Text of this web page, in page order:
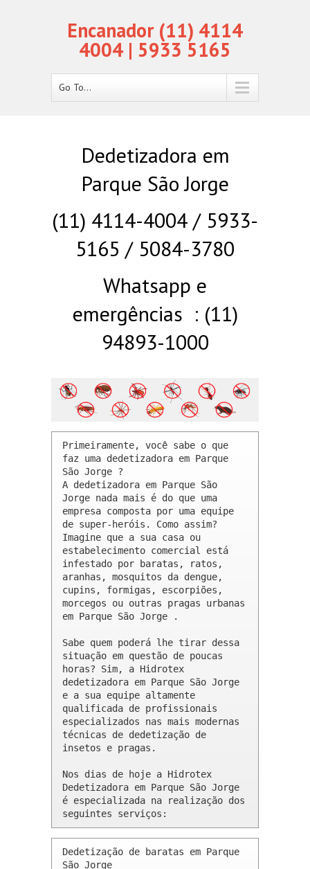
Encanador (11) 4114
4004 | 5933 5165
Go To...
Dedetizadora em
Parque São Jorge
(11) 4114-4004 / 5933-
5165 / 5084-3780
Whatsapp e
emergências : (11)
94893-1000
Primeiramente, você sabe o que
faz uma dedetizadora em Parque
São Jorge ?
A dedetizadora em Parque São
Jorge nada mais é do que uma
empresa composta por uma equipe
de super-heróis. Como assim?
Imagine que a sua casa ou
estabelecimento comercial está
infestado por baratas, ratos,
aranhas, mosquitos da dengue,
cupins, formigas, escorpiões,
morcegos ou outras pragas urbanas
em Parque São Jorge .
Sabe quem poderá lhe tirar dessa
situação em questão de poucas
horas? Sim, a Hidrotex
dedetizadora em Parque São Jorge
e a sua equipe altamente
qualificada de profissionais
especializados nas mais modernas
técnicas de dedetização de
insetos e pragas.
Nos dias de hoje a Hidrotex
Dedetizadora em Parque São Jorge
é especializada na realização dos
seguintes serviços:
Dedetização de baratas em Parque
São Jorge